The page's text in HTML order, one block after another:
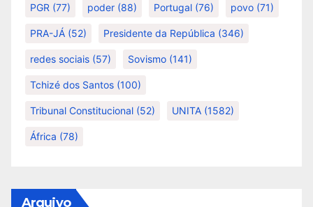
PGR (77) poder (88) Portugal (76) povo (71)
PRA-JÁ (52) Presidente da República (346)
redes sociais (57) Sovismo (141)
Tchizé dos Santos (100)
Tribunal Constitucional (52) UNITA (1582)
África (78)
Arquivo